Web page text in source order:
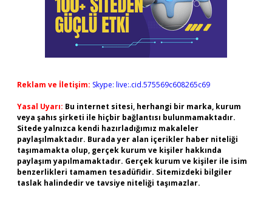
Reklam ve İletişim: Skype: live:.cid.575569c608265c69
Yasal Uyarı: Bu internet sitesi, herhangi bir marka, kurum
veya şahıs şirketi ile hiçbir bağlantısı bulunmamaktadır.
Sitede yalnızca kendi hazırladığımız makaleler
paylaşılmaktadır. Burada yer alan içerikler haber niteliği
taşımamakta olup, gerçek kurum ve kişiler hakkında
paylaşım yapılmamaktadır. Gerçek kurum ve kişiler ile isim
benzerlikleri tamamen tesadüfidir. Sitemizdeki bilgiler
taslak halindedir ve tavsiye niteliği taşımazlar.